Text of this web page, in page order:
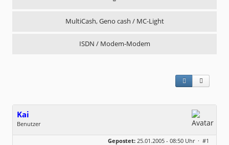
MultiCash, Geno cash / MC-Light
ISDN / Modem-Modem
Kai
Benutzer
Geschlecht:
keine Angabe
Gepostet: 25.01.2005 - 08:50 Uhr · #1